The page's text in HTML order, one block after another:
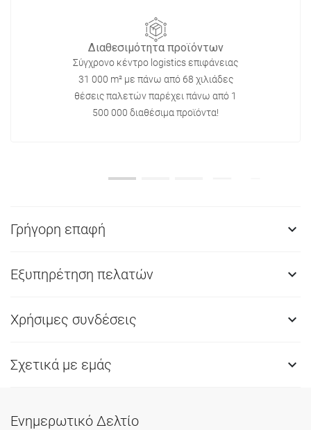
Διαθεσιμότητα προϊόντων
Σύγχρονο κέντρο logistics επιφάνειας
31 000 m² με πάνω από 68 χιλιάδες
θέσεις παλετών παρέχει πάνω από 1
500 000 διαθέσιμα προϊόντα!
Γρήγορη επαφή 
Εξυπηρέτηση πελατών 
Χρήσιμες συνδέσεις 
Σχετικά με εμάς 
Ενημερωτικό Δελτίο